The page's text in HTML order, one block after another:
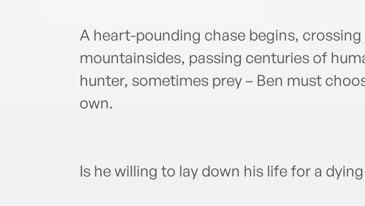
A heart-pounding chase begins,
mountainsides, passing centuries of
hunter, sometimes prey – Ben must
own.
Is he willing to lay down his life for a